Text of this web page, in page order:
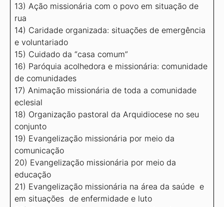
13) Ação missionária com o povo em situação de
rua
14) Caridade organizada: situações de emergência
e voluntariado
15) Cuidado da “casa comum”
16) Paróquia acolhedora e missionária: comunidade
de comunidades
17) Animação missionária de toda a comunidade
eclesial
18) Organização pastoral da Arquidiocese no seu
conjunto
19) Evangelização missionária por meio da
comunicação
20) Evangelização missionária por meio da
educação
21) Evangelização missionária na área da saúde e
em situações de enfermidade e luto